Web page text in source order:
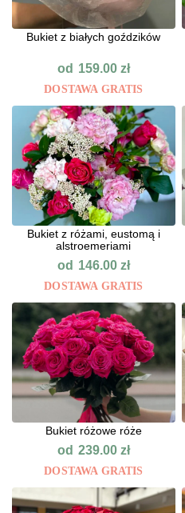
Bukiet z białych goździków
od 159.00 zł
DOSTAWA GRATIS
Bukiet z różami, eustomą i
alstroemeriami
od 146.00 zł
DOSTAWA GRATIS
Bukiet różowe róże
od 239.00 zł
DOSTAWA GRATIS